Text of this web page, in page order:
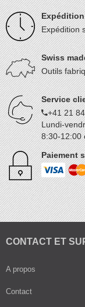
Expédition
Expédition
Swiss
Outils
Service
+41 21
Lundi-
8:30-12:00
Paiement
CONTACT ET
A propos
Contact